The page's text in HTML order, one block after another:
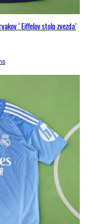
‘Eiffelov stolp zvezda’